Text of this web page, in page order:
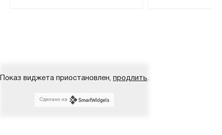
Показ виджета приостановлен, продлить.
Сделано на